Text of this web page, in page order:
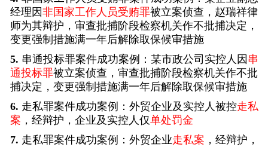
经理因非国家工作人员受贿罪被立案侦查，赵瑞祥律
师为其辩护，审查批捕阶段检察机关作不批捕决定，
变更强制措施满一年后解除取保候审措施
5. 串通投标罪案件成功案例：某市政公司实控人因 串
通投标罪被立案侦查，审查批捕阶段检察机关作不批
捕决定，变更强制措施满一年后解除取保候审措施
6. 走私罪案件成功案例：外贸企业及实控人被控走私
案 ，经辩护，企业及实控人仅单处罚金
7. 走私罪案件成功案例：外贸企业走私案 ，经辩护，